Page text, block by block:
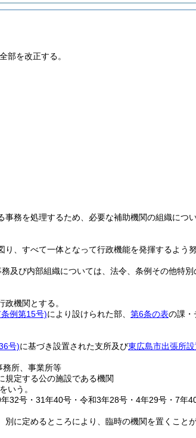
部を改正する。
務を処理するため、必要な補助機関の組織につ
、すべて一体となって行政機能を発揮するよう
及び内部組織については、法令、条例その他特
機関とする。
例第15号)により設けられた部、 第6条の表の課・
号)に基づき設置された支所及び東広島市出張所設
務所、事業所等
規定する公の施設である機関
いう。
32号・31年40号・令和3年28号・4年29号・7年
に定めるところにより、臨時の機関を置くことが